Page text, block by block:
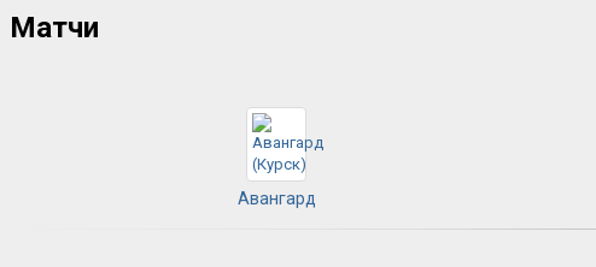
Матчи
Авангард